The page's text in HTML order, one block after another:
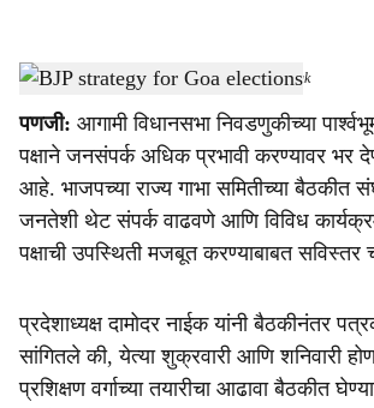
a
r
e
BJP strategy for Goa elections -Dainik Gomantak
पणजी: आगामी विधानसभा निवडणुकीच्या
पक्षाने जनसंपर्क अधिक प्रभावी करण्यावर भर
आहे. भाजपच्या राज्य गाभा समितीच्या बैठकीत
जनतेशी थेट संपर्क वाढवणे आणि विविध
पक्षाची उपस्थिती मजबूत करण्याबाबत सविस्तर
प्रदेशाध्यक्ष दामोदर नाईक यांनी बैठकीनंतर
सांगितले की, येत्या शुक्रवारी आणि शनिवारी
प्रशिक्षण वर्गाच्या तयारीचा आढावा बैठकीत